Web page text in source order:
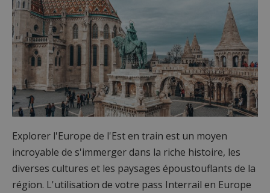
Se connecter
Planifiez un nouveau voyage !
Explorer l'Europe de l'Est en train est un moyen
incroyable de s'immerger dans la riche histoire, les
diverses cultures et les paysages époustouflants de la
région. L'utilisation de votre pass Interrail en Europe